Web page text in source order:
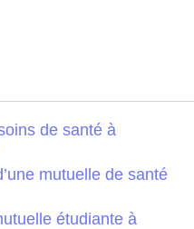
de santé à
mutuelle de santé
étudiante à